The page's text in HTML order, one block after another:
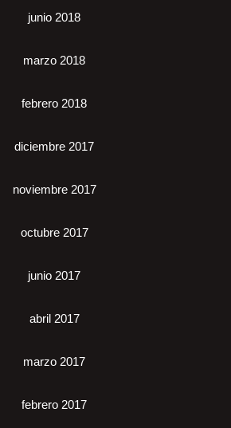
junio 2018
marzo 2018
febrero 2018
diciembre 2017
noviembre 2017
octubre 2017
junio 2017
abril 2017
marzo 2017
febrero 2017